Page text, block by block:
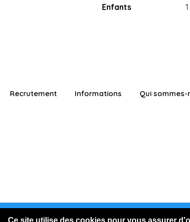
Vous êtes
Enfants
1
Recrutement Informations Qui sommes-